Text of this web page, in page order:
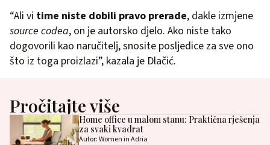
“Ali vi time niste dobili pravo prerade, dakle izmjene
source codea, on je autorsko djelo. Ako niste tako
dogovorili kao naručitelj, snosite posljedice za sve ono
što iz toga proizlazi”, kazala je Dlačić.
Pročitajte više
Home office u malom stanu: Praktična rješenja
za svaki kvadrat
Autor: Women in Adria